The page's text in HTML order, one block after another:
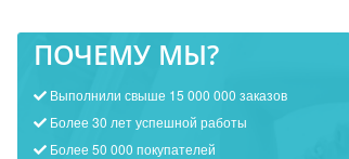
ПОЧЕМУ МЫ?
Выполнили свыше 15 000 000 заказов
Более 30 лет успешной работы
Более 50 000 покупателей